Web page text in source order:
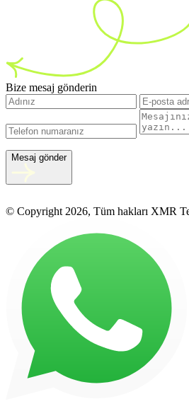
Bize mesaj gönderin
Mesaj gönder
© Copyright 2026, Tüm hakları XMR